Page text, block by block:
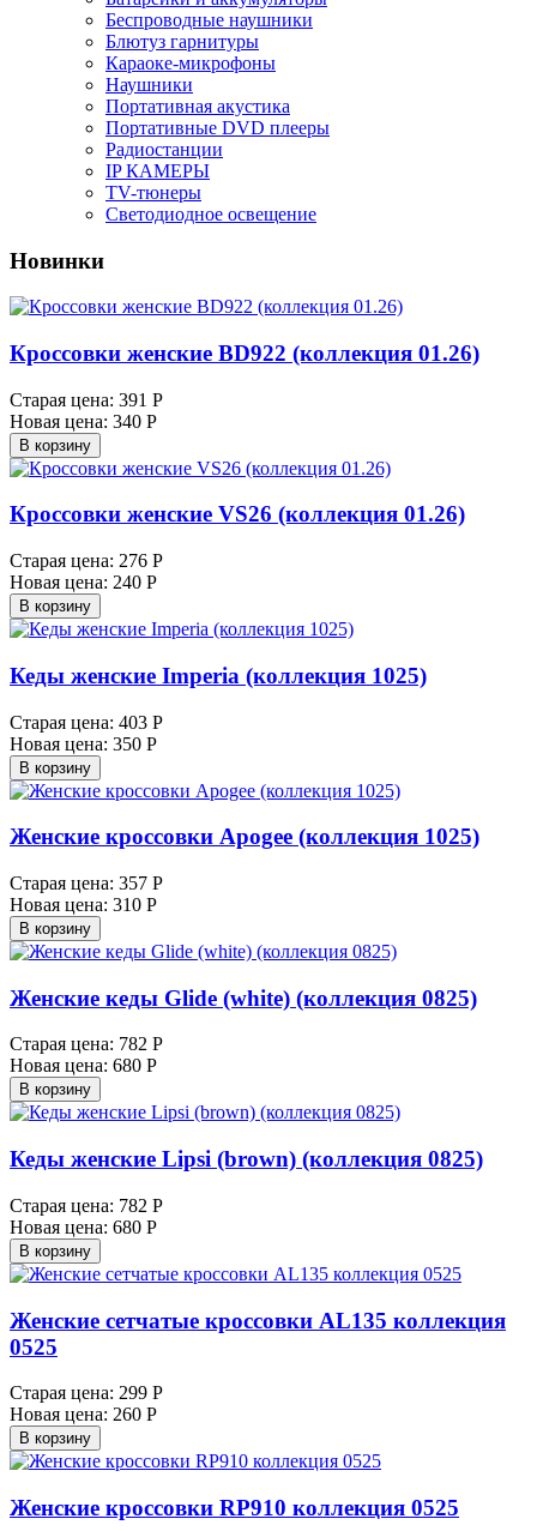
Беспроводные наушники
Блютуз гарнитуры
Караоке-микрофоны
Наушники
Портативная акустика
Портативные DVD плееры
Радиостанции
IP КАМЕРЫ
TV-тюнеры
Светодиодное освещение
Новинки
Кроссовки женские BD922 (коллекция 01.26)
Старая цена: 391 Р
Новая цена: 340 Р
В корзину
Кроссовки женские VS26 (коллекция 01.26)
Старая цена: 276 Р
Новая цена: 240 Р
В корзину
Кеды женские Imperia (коллекция 1025)
Старая цена: 403 Р
Новая цена: 350 Р
В корзину
Женские кроссовки Apogee (коллекция 1025)
Старая цена: 357 Р
Новая цена: 310 Р
В корзину
Женские кеды Glide (white) (коллекция 0825)
Старая цена: 782 Р
Новая цена: 680 Р
В корзину
Кеды женские Lipsi (brown) (коллекция 0825)
Старая цена: 782 Р
Новая цена: 680 Р
В корзину
Женские сетчатые кроссовки AL135 коллекция
0525
Старая цена: 299 Р
Новая цена: 260 Р
В корзину
Женские кроссовки RP910 коллекция 0525